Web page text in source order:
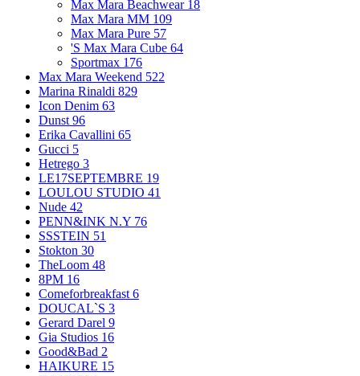
Max Mara Beachwear 18
Max Mara MM 109
Max Mara Pure 57
'S Max Mara Cube 64
Sportmax 176
Max Mara Weekend 522
Marina Rinaldi 829
Icon Denim 63
Dunst 96
Erika Cavallini 65
Gucci 5
Hetrego 3
LE17SEPTEMBRE 19
LOULOU STUDIO 41
Nude 42
PENN&INK N.Y 76
SSSTEIN 51
Stokton 30
TheLoom 48
8PM 16
Comeforbreakfast 6
DOUCAL`S 3
Gerard Darel 9
Gia Studios 16
Good&Bad 2
HAIKURE 15